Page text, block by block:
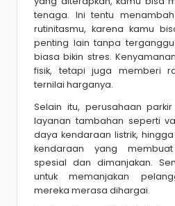
tenaga. Ini tentu
rutinitasmu, karena kamu
penting lain tanpa
biasa bikin stres.
fisik, tetapi juga memberi
ternilai harganya.
Selain itu, perusahaan
layanan tambahan seperti
daya kendaraan listrik,
kendaraan yang
spesial dan dimanjakan.
untuk memanjakan
mereka merasa dihargai.